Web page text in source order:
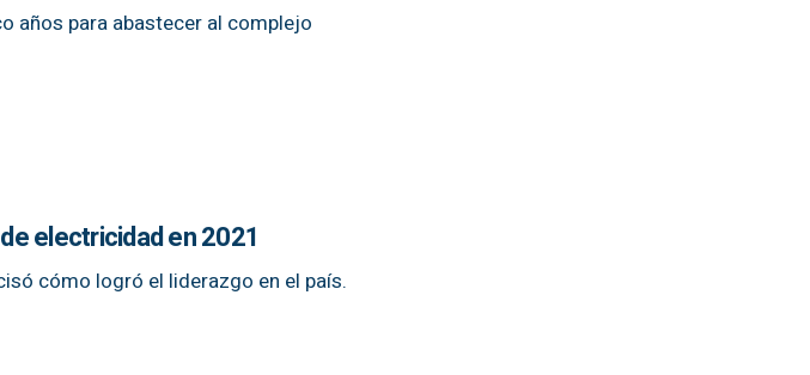
años para abastecer al complejo
electricidad en 2021
cómo logró el liderazgo en el país.